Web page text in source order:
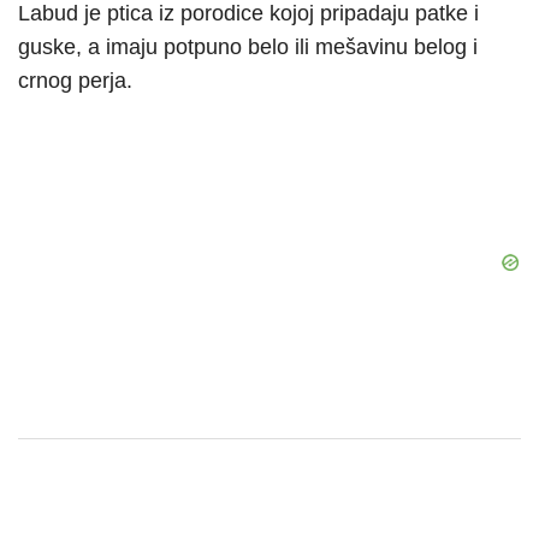
Labud je ptica iz porodice kojoj pripadaju patke i
guske, a imaju potpuno belo ili mešavinu belog i
crnog perja.